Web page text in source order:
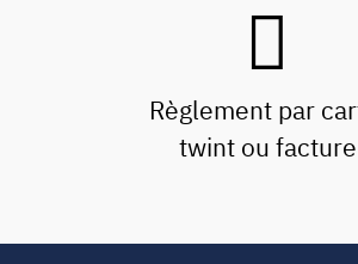
Règlement par
twint ou facture